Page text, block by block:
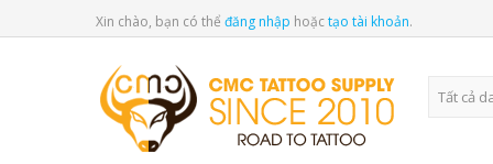
Xin chào, bạn có thể đăng nhập hoặctạo tài khoản.